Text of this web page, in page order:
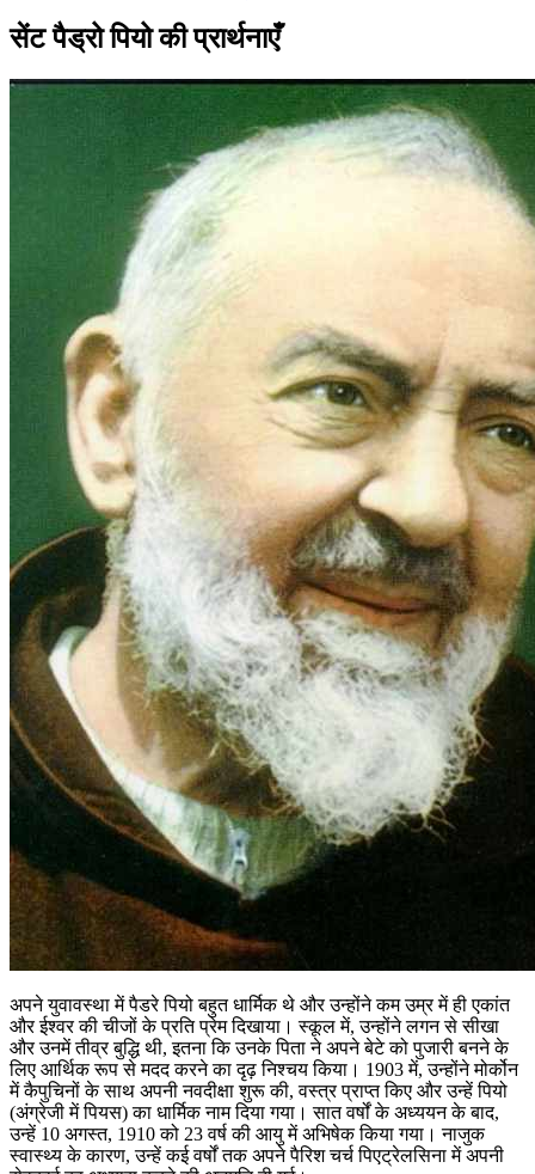
सेंट पैड्रो पियो की प्रार्थनाएँ
अपने युवावस्था में पैडरे पियो बहुत धार्मिक थे और उन्होंने कम उम्र में ही एकांत
और ईश्वर की चीजों के प्रति प्रेम दिखाया। स्कूल में, उन्होंने लगन से सीखा
और उनमें तीव्र बुद्धि थी, इतना कि उनके पिता ने अपने बेटे को पुजारी बनने के
लिए आर्थिक रूप से मदद करने का दृढ़ निश्चय किया। 1903 में, उन्होंने मोर्कोन
में कैपुचिनों के साथ अपनी नवदीक्षा शुरू की, वस्त्र प्राप्त किए और उन्हें पियो
(अंग्रेजी में पियस) का धार्मिक नाम दिया गया। सात वर्षों के अध्ययन के बाद,
उन्हें 10 अगस्त, 1910 को 23 वर्ष की आयु में अभिषेक किया गया। नाजुक
स्वास्थ्य के कारण, उन्हें कई वर्षों तक अपने पैरिश चर्च पिएट्रेलसिना में अपनी